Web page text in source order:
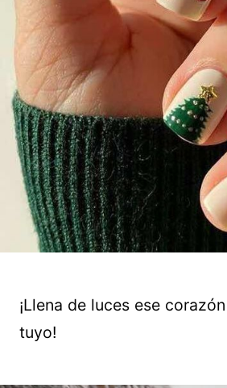
¡Llena de luces ese
tuyo!